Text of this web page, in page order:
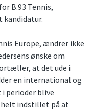
B.93 Tennis,
kandidatur.
Europe, ændrer ikke
ønske om
at det ude i
en international og
perioder blive
helt indstillet på at